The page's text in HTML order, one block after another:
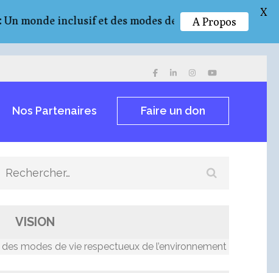
Nos Partenaires Faire un don
Rechercher :
VISION
de vie respectueux de l’environnement et résilients
inclusif et des modes de vie respectueux de
A Propos
X